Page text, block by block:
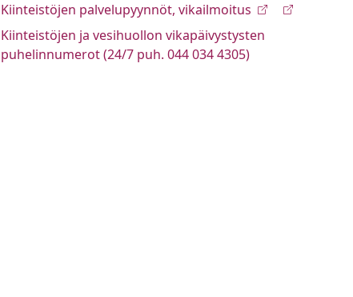
Kiinteistöjen palvelupyynnöt, vikailmoitus
Kiinteistöjen ja vesihuollon vikapäivystysten
puhelinnumerot (24/7 puh. 044 034 4305)